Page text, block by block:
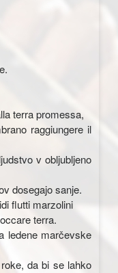
terra promessa,
raggiungere il
v obljubljeno
sanje.
flutti marzolini
terra.
marčevske
da bi se lahko